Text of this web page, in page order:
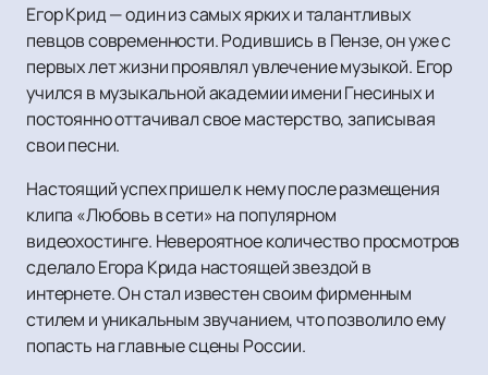
Егор Крид — один из самых ярких и талантливых
певцов современности. Родившись в Пензе, он уже с
первых лет жизни проявлял увлечение музыкой. Егор
учился в музыкальной академии имени Гнесиных и
постоянно оттачивал свое мастерство, записывая
свои песни.
Настоящий успех пришел к нему после размещения
клипа «Любовь в сети» на популярном
видеохостинге. Невероятное количество просмотров
сделало Егора Крида настоящей звездой в
интернете. Он стал известен своим фирменным
стилем и уникальным звучанием, что позволило ему
попасть на главные сцены России.